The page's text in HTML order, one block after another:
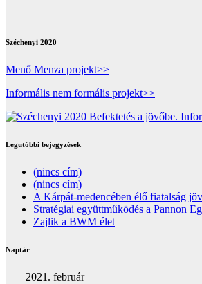
Széchenyi 2020
Menő Menza projekt>>
Informális nem formális projekt>>
Legutóbbi bejegyzések
(nincs cím)
(nincs cím)
A Kárpát-medencében élő fiatalság
Stratégiai együttműködés a Pannon
Zajlik a BWM élet
Naptár
2021. február